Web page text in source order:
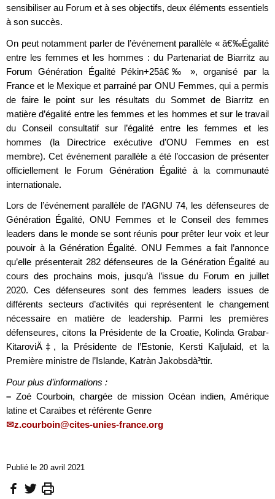
sensibiliser au Forum et à ses objectifs, deux éléments essentiels
à son succès.
On peut notamment parler de l’événement parallèle « â€‰Égalité
entre les femmes et les hommes : du Partenariat de Biarritz au
Forum Génération Égalité Pékin+25â€‰ », organisé par la
France et le Mexique et parrainé par ONU Femmes, qui a permis
de faire le point sur les résultats du Sommet de Biarritz en
matière d’égalité entre les femmes et les hommes et sur le travail
du Conseil consultatif sur l’égalité entre les femmes et les
hommes (la Directrice exécutive d’ONU Femmes en est
membre). Cet événement parallèle a été l’occasion de présenter
officiellement le Forum Génération Égalité à la communauté
internationale.
Lors de l’événement parallèle de l’AGNU 74, les défenseures de
Génération Égalité, ONU Femmes et le Conseil des femmes
leaders dans le monde se sont réunis pour prêter leur voix et leur
pouvoir à la Génération Égalité. ONU Femmes a fait l’annonce
qu’elle présenterait 282 défenseures de la Génération Égalité au
cours des prochains mois, jusqu’à l’issue du Forum en juillet
2020. Ces défenseures sont des femmes leaders issues de
différents secteurs d’activités qui représentent le changement
nécessaire en matière de leadership. Parmi les premières
défenseures, citons la Présidente de la Croatie, Kolinda Grabar-
KitaroviÄ‡, la Présidente de l’Estonie, Kersti Kaljulaid, et la
Première ministre de l’Islande, Katrà­n Jakobsdà³ttir.
Pour plus d’informations :
– Zoé Courboin, chargée de mission Océan indien, Amérique
latine et Caraïbes et référente Genre
z.courboin@cites-unies-france.org
Publié le 20 avril 2021